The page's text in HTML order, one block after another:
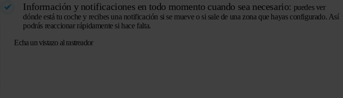
Información y notificaciones en todo momento cuando sea necesario: puedes ver
dónde está tu coche y recibes una notificación si se mueve o si sale de una zona que hayas configurado. Así
podrás reaccionar rápidamente si hace falta.
Echa un vistazo al rastreador